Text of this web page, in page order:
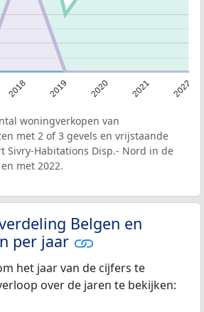
2018 2019 2020 2021 2022
woningverkopen van
met 2 of 3 gevels en vrijstaande
Sivry-Habitations Disp.- Nord in de
met 2022.
Belgen en
per jaar
het jaar van de cijfers te
over de jaren te bekijken: